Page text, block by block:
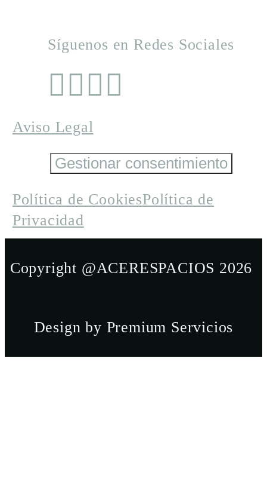
Síguenos en Redes Sociales
Aviso Legal
Gestionar consentimiento
Política de CookiesPolítica de
Privacidad
Copyright @ACERESPACIOS 2026
Design by Premium Servicios